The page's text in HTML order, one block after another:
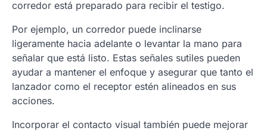
corredor está preparado para recibir el testigo.
Por ejemplo, un corredor puede inclinarse
ligeramente hacia adelante o levantar la mano para
señalar que está listo. Estas señales sutiles pueden
ayudar a mantener el enfoque y asegurar que tanto el
lanzador como el receptor estén alineados en sus
acciones.
Incorporar el contacto visual también puede mejorar